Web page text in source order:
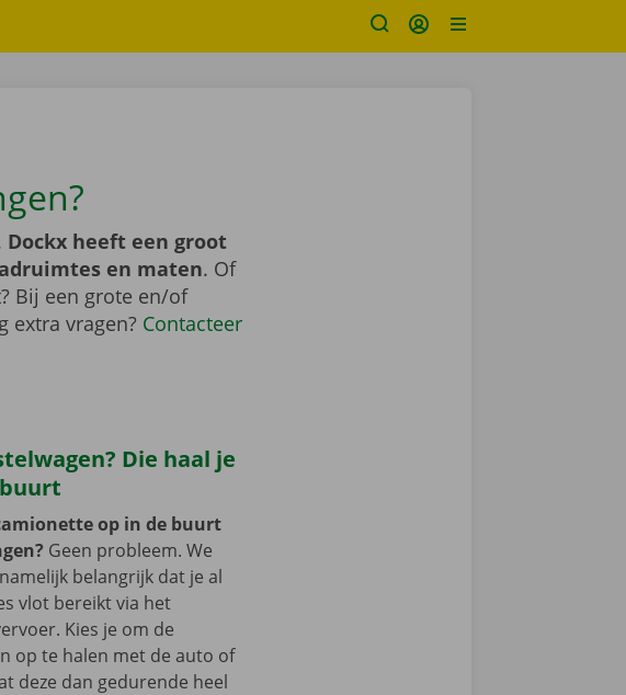
Dockx heeft een groot
en maten. Of
Bij een grote en/of
extra vragen? Contacteer
Die haal je
op in de buurt
Geen probleem. We
belangrijk dat je al
vlot bereikt via het
Kies je om de
op te halen met de auto of
deze dan gedurende heel